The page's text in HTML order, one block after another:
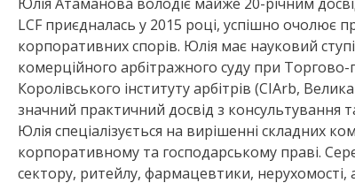
LCF приєдналась у 2015 році, успішно очолює
корпоративних спорів. Юлія має науковий
комерційного арбітражного суду при
Королівського інституту арбітрів (CIArb,
значний практичний досвід з консультування
Юлія спеціалізується на вирішенні складних
корпоративному та господарському праві.
сектору, ритейлу, фармацевтики, нерухомості,